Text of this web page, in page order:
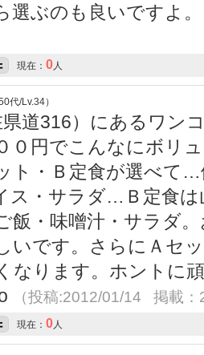
選ぶのも良いですよ
現在： 0 人
代/Lv.34）
道316）にあるワン
０円でこんなにボリ
ト・Ｂ定食が選べて
ス・サラダ…Ｂ定食
飯・味噌汁・サラダ
いです。さらにＡセ
なります。ホントに
（投稿:2012/01/14 掲載
現在： 0 人